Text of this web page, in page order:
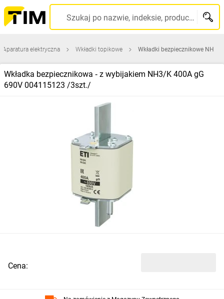
Szukaj po nazwie, indeksie, producencie, kodzie kreskowym...
Aparatura elektryczna Wkładki topikowe Wkładki bezpiecznikowe NH
Wkładka bezpiecznikowa ‑ z wybijakiem NH3/K 400A gG
690V 004115123 /3szt./
Cena: